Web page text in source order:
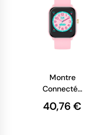
Montre
Connectée
Enfant - Ice-
Watch - Ice
40,76 €